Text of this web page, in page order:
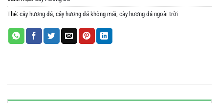
Thẻ: cây hương đá, cây hương đá không mái, cây hương đá ngoài trời